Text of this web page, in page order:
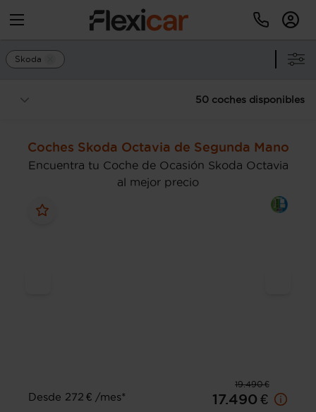
Skoda
50 coches disponibles
Coches Skoda Octavia de Segunda Mano
Encuentra tu Coche de Ocasión Skoda Octavia
al mejor precio
19.490 €
Desde 272 € /mes*
17.490 €